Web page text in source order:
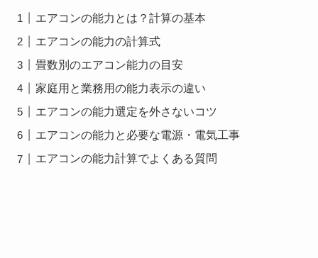
エアコンの能力とは？計算の基本
エアコンの能力の計算式
畳数別のエアコン能力の目安
家庭用と業務用の能力表示の違い
エアコンの能力選定を外さないコツ
エアコンの能力と必要な電源・電気工事
エアコンの能力計算でよくある質問